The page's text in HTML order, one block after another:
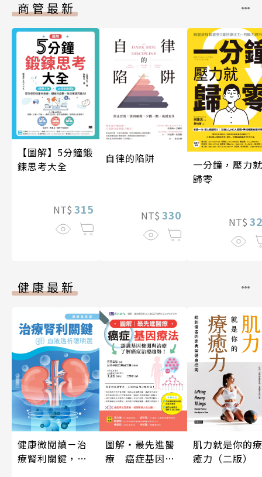
商管最新
【圖解】5分鐘鍛
鍊思考大全
NT$ 315
自律的陷阱
NT$ 330
一分鐘，壓力就
歸零
NT$
健康最新
健康微閱讀－治
療腎利關鍵，血
圖解‧最先進醫
療 癌症基因療
肌力就是你的療
癒力（二版）